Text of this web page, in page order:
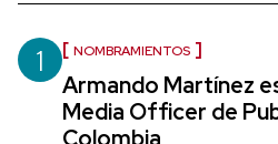
1 NOMBRAMIENTOS
Armando Martínez
Media Officer de